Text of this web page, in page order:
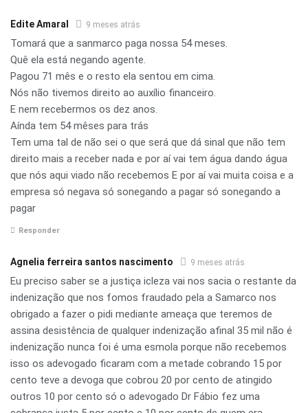
Edite Amaral 9 meses atrás
Tomará que a sanmarco paga nossa 54 meses.
Quê ela está negando agente.
Pagou 71 mês e o resto ela sentou em cima.
Nós não tivemos direito ao auxílio financeiro.
E nem recebermos os dez anos.
Aínda tem 54 mêses para trás
Tem uma tal de não sei o que será que dá sinal que não tem
direito mais a receber nada e por aí vai tem água dando água
que nós aqui viado não recebemos E por aí vai muita coisa e a
empresa só negava só sonegando a pagar só sonegando a
pagar
Responder
Agnelia ferreira santos nascimento 9 meses atrás
Eu preciso saber se a justiça icleza vai nos sacia o restante da
indenização que nos fomos fraudado pela a Samarco nos
obrigado a fazer o pidi mediante ameaça que teremos de
assina desistência de qualquer indenização afinal 35 mil não é
indenização nunca foi é uma esmola porque não recebemos
isso os adevogado ficaram com a metade cobrando 15 por
cento teve a devoga que cobrou 20 por cento de atingido
outros 10 por cento só o adevogado Dr Fábio fez uma